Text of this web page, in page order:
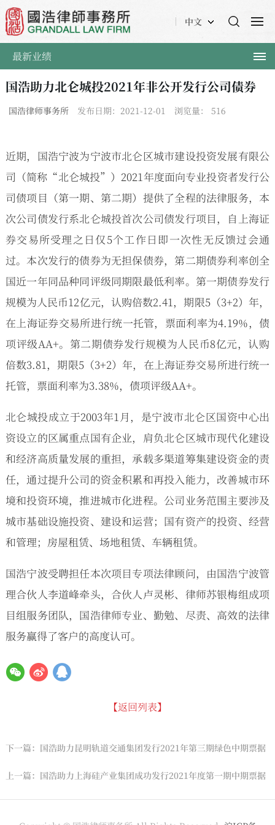
中文
最新业绩
国浩助力北仑城投2021年非公开发行公司债券
国浩律师事务所 发布日期：2021-12-01 浏览量： 516
近期，国浩宁波为宁波市北仑区城市建设投资发展有限公
司（简称“北仑城投”）2021年度面向专业投资者发行公
司债项目（第一期、第二期）提供了全程的法律服务，本
次公司债发行系北仑城投首次公司债发行项目，自上海证
券交易所受理之日仅5个工作日即一次性无反馈过会通
过。本次发行的债券为无担保债券，第二期债券利率创全
国近一年同品种同评级同期限最低利率。 第一期债券发行
规模为人民币12亿元，认购倍数2.41，期限5（3+2）年，
在上海证券交易所进行统一托管，票面利率为4.19%，债
项评级AA+。第二期债券发行规模为人民币8亿元，认购
倍数3.81，期限5（3+2）年，在上海证券交易所进行统一
托管，票面利率为3.38%，债项评级AA+。
北仑城投成立于2003年1月，是宁波市北仑区国资中心出
资设立的区属重点国有企业，肩负北仑区城市现代化建设
和经济高质量发展的重担，承载多渠道筹集建设资金的责
任，通过提升公司的资金积累和再投入能力，改善城市环
境和投资环境，推进城市化进程。公司业务范围主要涉及
城市基础设施投资、建设和运营；国有资产的投资、经营
和管理；房屋租赁、场地租赁、车辆租赁。
国浩宁波受聘担任本次项目专项法律顾问，由国浩宁波管
理合伙人李道峰牵头，合伙人卢灵彬、律师苏银梅组成项
目组服务团队，国浩律师专业、勤勉、尽责、高效的法律
服务赢得了客户的高度认可。
【返回列表】
下一篇：国浩助力昆明轨道交通集团发行2021年第三期绿色中期票据
上一篇：国浩助力上海硅产业集团成功发行2021年度第一期中期票据